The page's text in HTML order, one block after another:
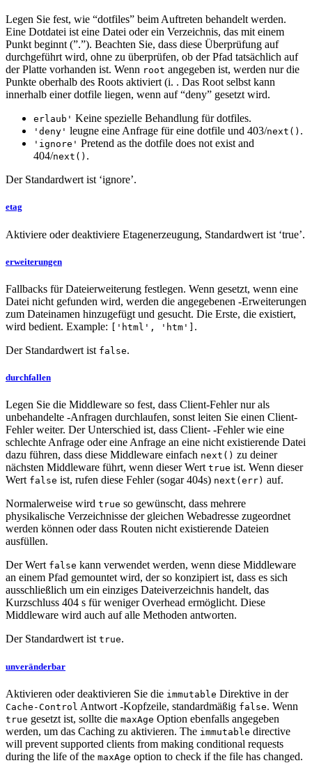
Legen Sie fest, wie “dotfiles” beim Auftreten behandelt werden.
Eine Dotdatei ist eine Datei oder ein Verzeichnis, das mit einem
Punkt beginnt (”.”). Beachten Sie, dass diese Überprüfung auf
durchgeführt wird, ohne zu überprüfen, ob der Pfad tatsächlich auf
der Platte vorhanden ist. Wenn root angegeben ist, werden nur die
Punkte oberhalb des Roots aktiviert (i. . Das Root selbst kann
innerhalb einer dotfile liegen, wenn auf “deny” gesetzt wird.
erlaub' Keine spezielle Behandlung für dotfiles.
'deny' leugne eine Anfrage für eine dotfile und 403/next() .
'ignore' Pretend as the dotfile does not exist and
404/next() .
Der Standardwert ist ‘ignore’.
etag
Aktiviere oder deaktiviere Etagenerzeugung, Standardwert ist ‘true’.
erweiterungen
Fallbacks für Dateierweiterung festlegen. Wenn gesetzt, wenn eine
Datei nicht gefunden wird, werden die angegebenen -Erweiterungen
zum Dateinamen hinzugefügt und gesucht. Die Erste, die existiert,
wird bedient. Example:
['html', 'htm'] .
Der Standardwert ist false.
durchfallen
Legen Sie die Middleware so fest, dass Client-Fehler nur als
unbehandelte -Anfragen durchlaufen, sonst leiten Sie einen Client-
Fehler weiter. Der Unterschied ist, dass Client- -Fehler wie eine
schlechte Anfrage oder eine Anfrage an eine nicht existierende Datei
dazu führen, dass diese Middleware einfach next() zu deiner
nächsten Middleware führt, wenn dieser Wert true ist. Wenn dieser
Wert false ist, rufen diese Fehler (sogar 404s) next(err) auf.
Normalerweise wird true so gewünscht, dass mehrere
physikalische Verzeichnisse der gleichen Webadresse zugeordnet
werden können oder dass Routen nicht existierende Dateien
ausfüllen.
Der Wert false kann verwendet werden, wenn diese Middleware
an einem Pfad gemountet wird, der so konzipiert ist, dass es sich
ausschließlich um ein einziges Dateiverzeichnis handelt, das
Kurzschluss 404 s für weniger Overhead ermöglicht. Diese
Middleware wird auch auf alle Methoden antworten.
Der Standardwert ist true.
unveränderbar
Aktivieren oder deaktivieren Sie die immutable Direktive in der
Cache-Control Antwort -Kopfzeile, standardmäßig false. Wenn
true gesetzt ist, sollte die maxAge Option ebenfalls angegeben
werden, um das Caching zu aktivieren. The immutable directive
will prevent supported clients from making conditional requests
during the life of the maxAge option to check if the file has changed.